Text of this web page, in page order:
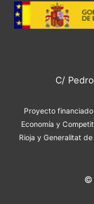
C/
Proyecto
Economía y
Rioja y Generalitat
©